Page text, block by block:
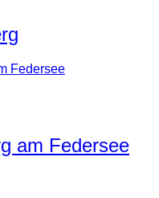
am Federsee